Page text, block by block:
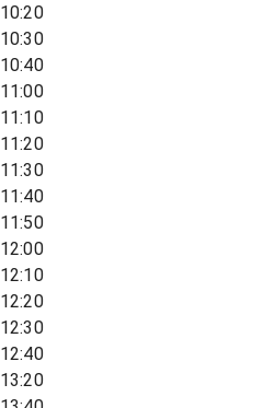
10:20
10:30
10:40
11:00
11:10
11:20
11:30
11:40
11:50
12:00
12:10
12:20
12:30
12:40
13:20